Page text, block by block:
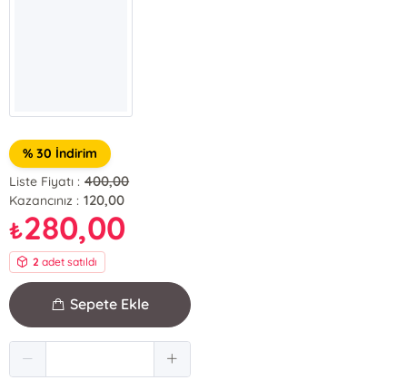
% 30 İndirim
Liste Fiyatı : 400,00
Kazancınız : 120,00
₺280,00
2 adet satıldı
Sepete Ekle